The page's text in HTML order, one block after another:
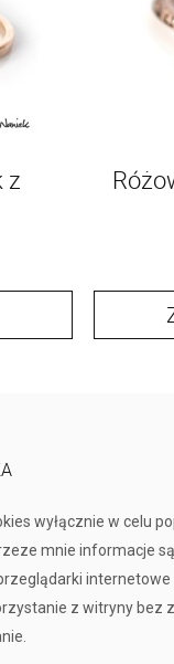
z
wyłącznie w celu
mnie informacje
internetowe
z witryny bez